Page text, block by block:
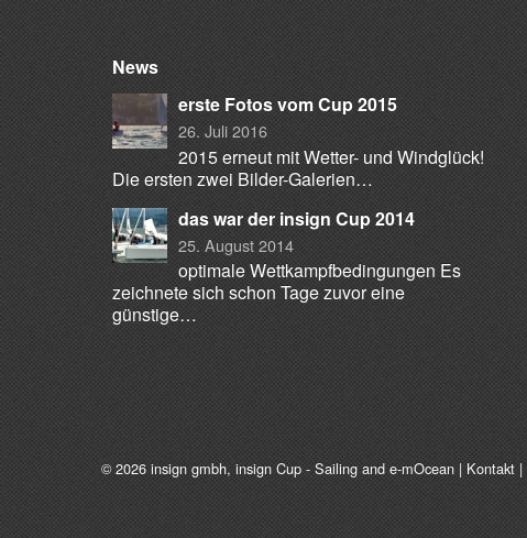
News
erste Fotos vom Cup 2015
26. Juli 2016
2015 erneut mit Wetter- und Windglück!
Die ersten zwei Bilder-Galerien…
das war der insign Cup 2014
25. August 2014
optimale Wettkampfbedingungen Es
zeichnete sich schon Tage zuvor eine
günstige…
© 2026 insign gmbh, insign Cup - Sailing and e-mOcean | Kontakt |